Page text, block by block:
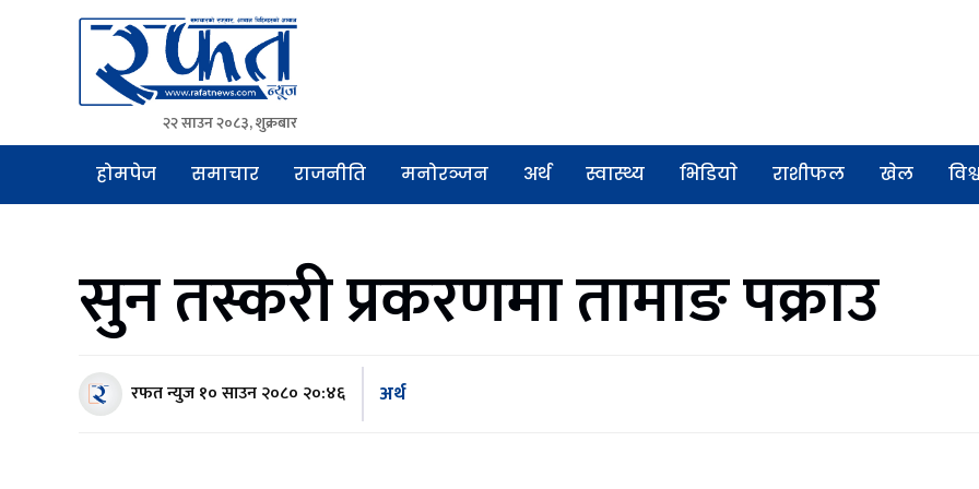
Rafat News
समाचारको रफ्तार, आवाज बिहिनहरुको आवाज
२२ साउन २०८३, शुक्रबार
होमपेज समाचार राजनीति मनोरञ्जन अर्थ स्वास्थ्य भिडियाे राशीफल खेल
सुन तस्करी प्रकरणमा तामाङ पक्राउ
रफत न्युज१० साउन २०८० २०:४६ अर्थ